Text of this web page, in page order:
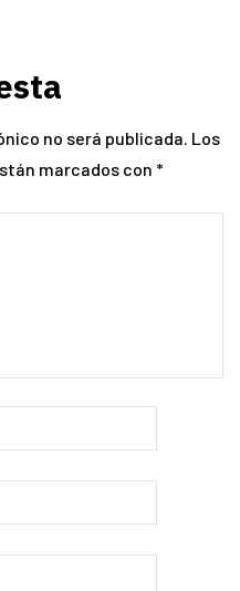
no será publicada. Los
marcados con *